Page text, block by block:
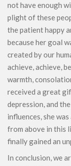
not have enough
plight of these
the patient happy
because her goal
created by our
achieve, achieve,
warmth,
received a great
depression, and
influences, she
from above in this
finally gained an
In conclusion, we